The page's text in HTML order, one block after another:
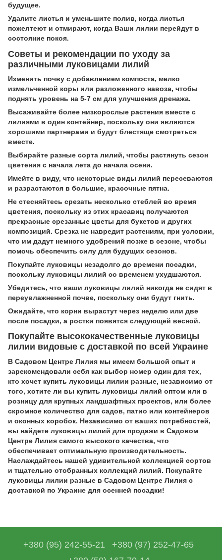
будущее.
Удалите листья и уменьшите полив, когда листья
пожелтеют и отмирают, когда Ваши лилии перейдут в
состояние покоя.
Советы и рекомендации по уходу за
различными луковицами лилий
Изменить почву с добавлением компоста, мелко
измельченной коры или разложенного навоза, чтобы
поднять уровень на 5-7 см для улучшения дренажа.
Высаживайте более низкорослые растения вместе с
лилиями в один контейнер, поскольку они являются
хорошими партнерами и будут блестяще смотреться
вместе.
Выбирайте разные сорта лилий, чтобы растянуть сезон
цветения с начала лета до начала осени.
Имейте в виду, что некоторые виды лилий пересеваются
и разрастаются в большие, красочные пятна.
Не стесняйтесь срезать несколько стеблей во время
цветения, поскольку из этих красавиц получаются
прекрасные срезанные цветы для букетов и других
композиций. Срезка не навредит растениям, при условии,
что им дадут немного удобрений позже в сезоне, чтобы
помочь обеспечить силу для будущих сезонов.
Покупайте луковицы незадолго до времени посадки,
поскольку луковицы лилий со временем ухудшаются.
Убедитесь, что ваши луковицы лилий никогда не сидят в
переувлажненной почве, поскольку они будут гнить.
Ожидайте, что корни вырастут через неделю или две
после посадки, а ростки появятся следующей весной.
Покупайте высококачественные луковицы
лилии видовые с доставкой по всей Украине
В Садовом Центре Лилия мы имеем большой опыт и
зарекомендовали себя как выбор номер один для тех,
кто хочет купить луковицы лилии разные, независимо от
того, хотите ли вы купить луковицы лилий оптом или в
розницу для крупных ландшафтных проектов, или более
скромное количество для садов, патио или контейнеров
и оконных коробок. Независимо от ваших потребностей,
вы найдете луковицы лилий для продажи в Садовом
Центре Лилия самого высокого качества, что
обеспечивает оптимальную производительность.
Наслаждайтесь нашей удивительной коллекцией сортов
и тщательно отобранных коллекций лилий. Покупайте
луковицы лилии разные в Садовом Центре Лилия с
доставкой по Украине для осенней посадки!
+380 (95) 242-55-21
+380 (97) 252-47-65